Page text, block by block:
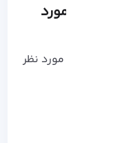
های مورد
نیاز های مورد نظر